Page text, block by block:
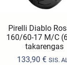
Pirelli Diablo
160/60-17 M/C
takarengas
133,90 € SIS.